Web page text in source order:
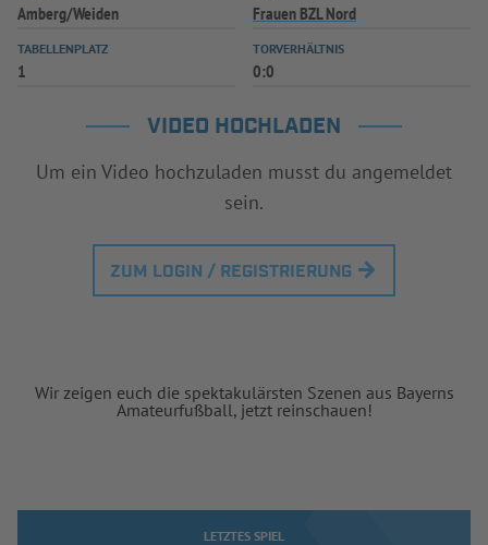
Amberg/Weiden Frauen BZL Nord
TABELLENPLATZ
1
TORVERHÄLTNIS
0:0
VIDEO HOCHLADEN
Um ein Video hochzuladen musst du angemeldet
sein.
ZUM LOGIN / REGISTRIERUNG
Wir zeigen euch die spektakulärsten Szenen aus Bayerns
Amateurfußball, jetzt reinschauen!
LETZTES SPIEL